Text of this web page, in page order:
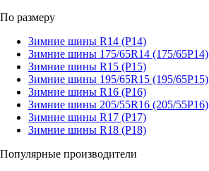
По размеру
Зимние шины R14 (Р14)
Зимние шины 175/65R14 (175/65Р14)
Зимние шины R15 (Р15)
Зимние шины 195/65R15 (195/65Р15)
Зимние шины R16 (Р16)
Зимние шины 205/55R16 (205/55Р16)
Зимние шины R17 (Р17)
Зимние шины R18 (Р18)
Популярные производители